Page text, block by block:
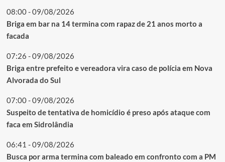
08:00 - 09/08/2026
Briga em bar na 14 termina com rapaz de 21 anos morto a
facada
07:26 - 09/08/2026
Briga entre prefeito e vereadora vira caso de polícia em Nova
Alvorada do Sul
07:00 - 09/08/2026
Suspeito de tentativa de homicídio é preso após ataque com
faca em Sidrolândia
06:41 - 09/08/2026
Busca por arma termina com baleado em confronto com a PM